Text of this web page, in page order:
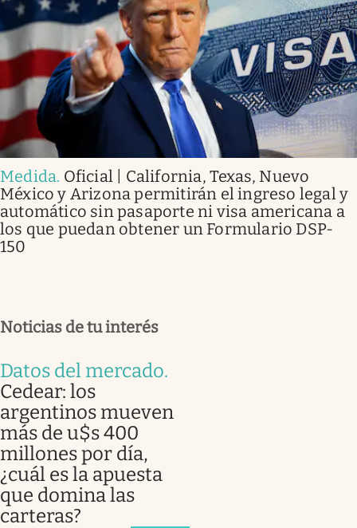
Medida. Oficial | California, Texas, Nuevo
México y Arizona permitirán el ingreso legal y
automático sin pasaporte ni visa americana a
los que puedan obtener un Formulario DSP-
150
Noticias de tu interés
Datos del mercado.
Cedear: los
argentinos mueven
más de u$s 400
millones por día,
¿cuál es la apuesta
que domina las
carteras?